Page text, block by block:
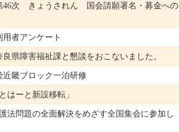
次 きょうされん 国会請願署名・募金への
者アンケート
障害福祉課と懇談をおこないました。
畿ブロック一泊研修
ーと新設移転」
問題の全面解決をめざす全国集会に参加し